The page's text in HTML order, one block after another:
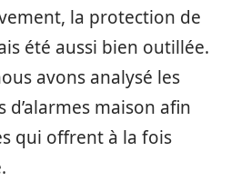
la protection de
été aussi bien outillée.
avons analysé les
maison afin
qui offrent à la fois